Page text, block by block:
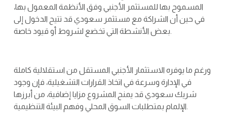
المسموح بها للمستثمر الأجنبي وفق الأنظمة المعمول بها،
في حين أن الشراكة مع مستثمر سعودي قد تتيح الدخول إلى
بعض الأنشطة التي تخضع لشروط أو قيود خاصة.
ورغم ما يوفره الاستثمار الأجنبي المستقل من استقلالية كاملة
في الإدارة وسرعة في اتخاذ القرارات التشغيلية، فإن وجود
شريك سعودي قد يمنح المشروع مزايا إضافية، من أبرزها
الإلمام بمتطلبات السوق المحلي وفهم البيئة التنظيمية.